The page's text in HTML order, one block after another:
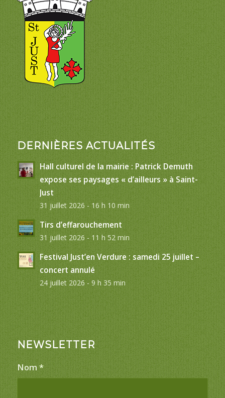
DERNIÈRES ACTUALITÉS
Hall culturel de la mairie : Patrick Demuth
expose ses paysages « d’ailleurs » à Saint-
Just
31 juillet 2026 - 16 h 10 min
Tirs d’effarouchement
31 juillet 2026 - 11 h 52 min
Festival Just’en Verdure : samedi 25 juillet –
concert annulé
24 juillet 2026 - 9 h 35 min
NEWSLETTER
Nom *